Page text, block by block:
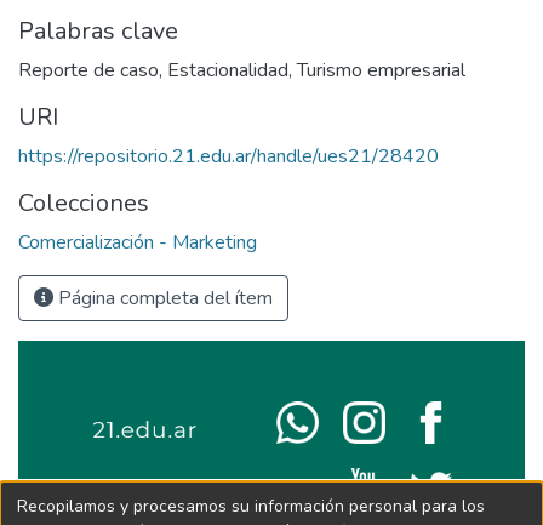
Palabras clave
Reporte de caso, Estacionalidad,Turismo empresarial
URI
https://repositorio.21.edu.ar/handle/ues21/28420
Colecciones
Comercialización - Marketing
Página completa del ítem
Recopilamos y procesamos su información personal para los